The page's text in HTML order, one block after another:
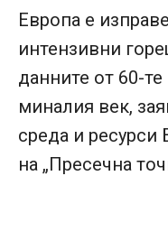
Европа е
интензивни
данните от 60-
миналия век,
среда и
на „Пресечна